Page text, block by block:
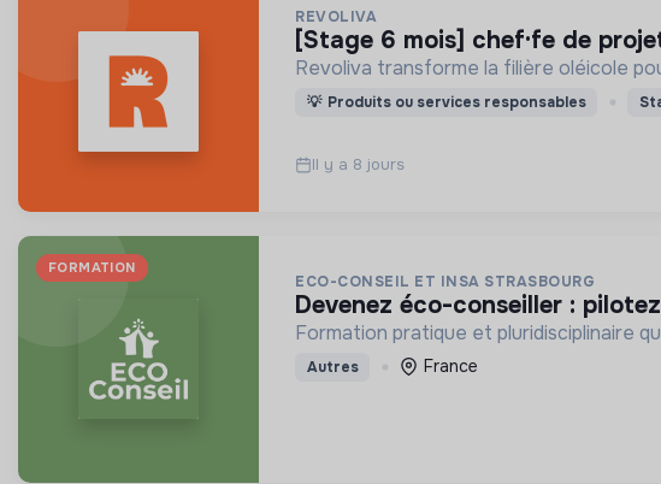
REVOLIVA
[stage 6 mois] chef·fe de
Revoliva transforme la filière oléicole
💡 Produits ou services responsables
Il y a 8 jours
FORMATION
ECO-CONSEIL ET INSA STRASBOURG
devenez éco-conseiller :
Formation pratique et pluridisciplinaire
Autres France